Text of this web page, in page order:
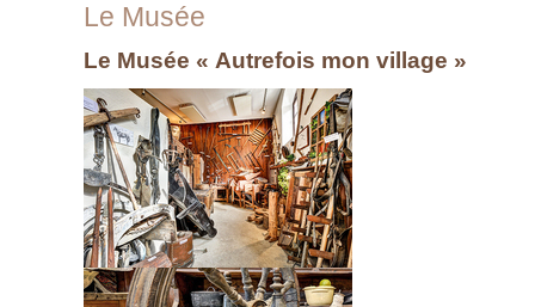
Le Musée
Le Musée « Autrefois mon village »